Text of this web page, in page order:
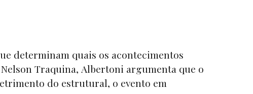
determinam quais os acontecimentos
Traquina, Albertoni argumenta que o
do estrutural, o evento em